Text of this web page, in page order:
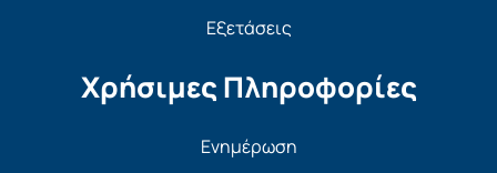
Εξετάσεις
Χρήσιμες Πληροφορίες
Ενημέρωση